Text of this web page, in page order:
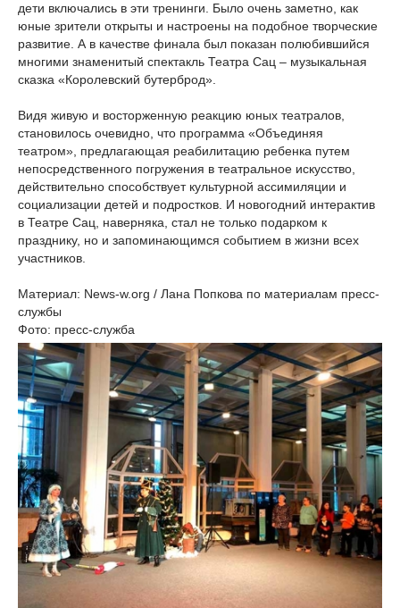
дети включались в эти тренинги. Было очень заметно, как
юные зрители открыты и настроены на подобное творческие
развитие. А в качестве финала был показан полюбившийся
многими знаменитый спектакль Театра Сац – музыкальная
сказка «Королевский бутерброд».
Видя живую и восторженную реакцию юных театралов,
становилось очевидно, что программа «Объединяя
театром», предлагающая реабилитацию ребенка путем
непосредственного погружения в театральное искусство,
действительно способствует культурной ассимиляции и
социализации детей и подростков. И новогодний интерактив
в Театре Сац, наверняка, стал не только подарком к
празднику, но и запоминающимся событием в жизни всех
участников.
Материал: News-w.org / Лана Попкова по материалам пресс-
службы
Фото: пресс-служба